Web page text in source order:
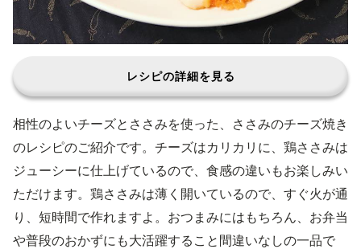
レシピの詳細を見る
相性のよいチーズとささみを使った、ささみのチーズ焼き
のレシピのご紹介です。チーズはカリカリに、鶏ささみは
ジューシーに仕上げているので、食感の違いもお楽しみい
ただけます。鶏ささみは薄く開いているので、すぐ火が通
り、短時間で作れますよ。おつまみにはもちろん、お弁当
や普段のおかずにも大活躍すること間違いなしの一品で